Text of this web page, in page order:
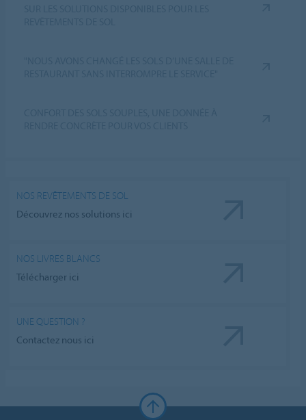
NOS REVÊTEMENTS DE SOL
Découvrez nos solutions ici
NOS LIVRES BLANCS
Télécharger ici
UNE QUESTION ?
Contactez nous ici